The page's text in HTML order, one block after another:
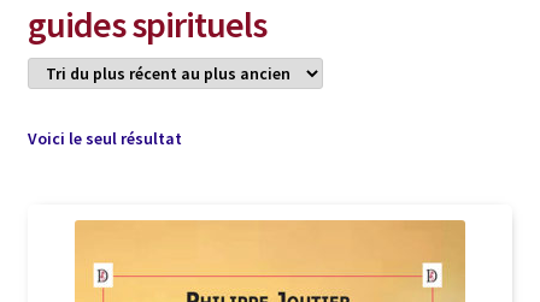
Compte
Conditions de Vente
Connection
Listes d’Envies
Livres de Peter Randa
guides spirituels
Voici le seul résultat